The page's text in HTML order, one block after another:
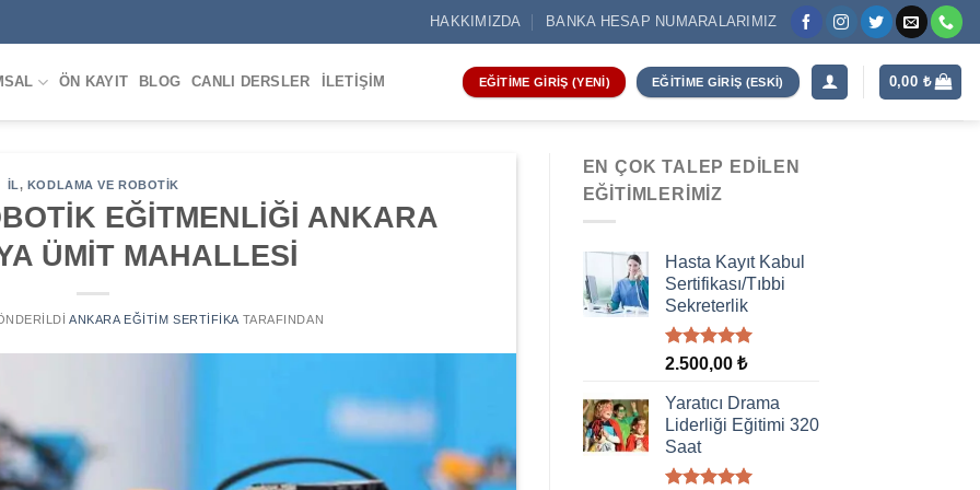
HAKKIMIZDA BANKA HESAP NUMARALARIMIZ
ÖN KAYIT BLOG CANLI DERSLER İLETIŞIM EĞITIME GIRIŞ (YENI) EĞITIME GIRIŞ (ESKI) 0,00 ₺
IL, KODLAMA VE ROBOTIK
EĞİTMENLİĞİ ANKARA
ÜMİT MAHALLESİ
ANKARA EĞITIM SERTIFIKA TARAFINDAN
EN ÇOK TALEP EDILEN
EĞITIMLERIMIZ
Hasta Kayıt Kabul
Sertifikası/Tıbbi
Sekreterlik
5 üzerinden
oy
aldı
2.500,00 ₺
Yaratıcı Drama
Liderliği Eğitimi 320
Saat